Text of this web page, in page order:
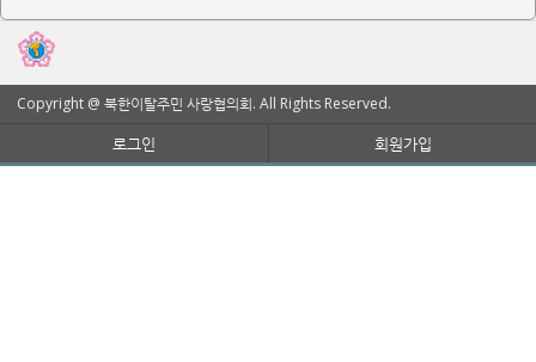
Copyright @ 북한이탈주민 사랑협의회. All Rights Reserved.
로그인 회원가입